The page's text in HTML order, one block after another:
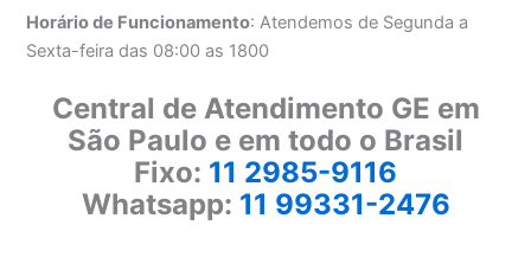
Horário de Funcionamento: Atendemos de Segunda a
Sexta-feira das 08:00 as 1800
Central de Atendimento GE em
São Paulo e em todo o Brasil
Fixo: 11 2985-9116
Whatsapp: 11 99331-2476